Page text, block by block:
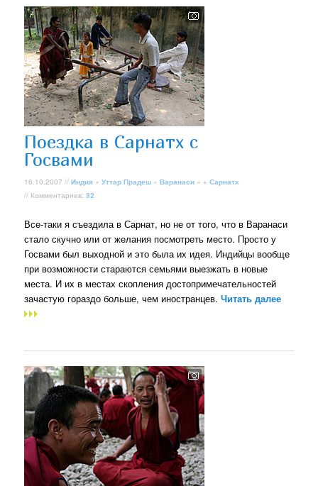
Поездка в Сарнатх с
Госвами
16.10.2007 //Индия »Уттар Прадеш »Варанаси » +Сарнатх
// Комментариев:32
Все-таки я съездила в Сарнат, но не от того, что в Варанаси
стало скучно или от желания посмотреть место. Просто у
Госвами был выходной и это была их идея. Индийцы вообще
при возможности стараются семьями выезжать в новые
места. И их в местах скопления достопримечательностей
зачастую гораздо больше, чем иностранцев.Читать далее